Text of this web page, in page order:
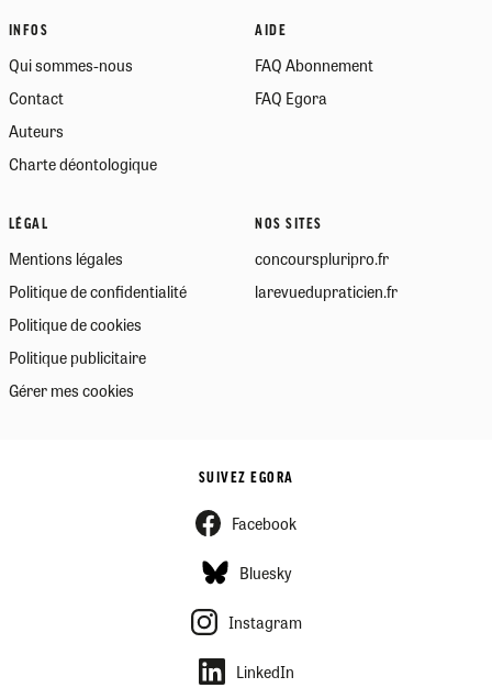
INFOS
Qui sommes-nous
Contact
Auteurs
Charte déontologique
AIDE
FAQ Abonnement
FAQ Egora
LÉGAL
Mentions légales
Politique de confidentialité
Politique de cookies
Politique publicitaire
Gérer mes cookies
NOS SITES
concourspluripro.fr
larevuedupraticien.fr
SUIVEZ EGORA
Facebook
Bluesky
Instagram
LinkedIn